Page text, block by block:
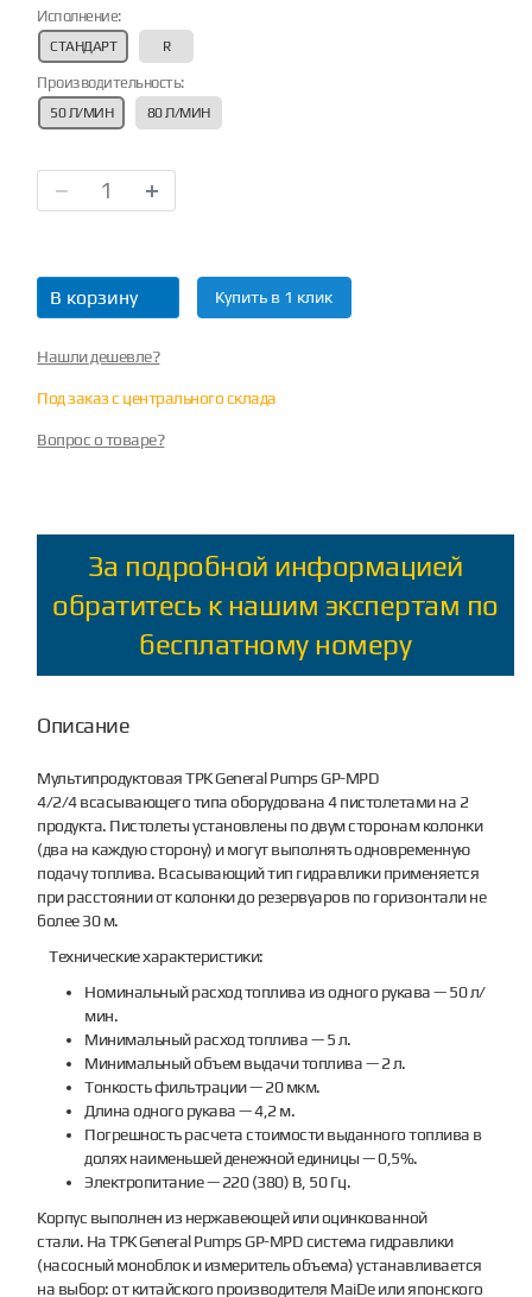
Исполнение:
СТАНДАРТ R
Производительность:
50 Л/МИН 80 Л/МИН
В корзину Купить в 1 клик
Нашли дешевле?
Под заказ с центрального склада
Вопрос о товаре?
За подробной информацией
обратитесь к нашим экспертам по
бесплатному номеру
Описание
Мультипродуктовая ТРК General Pumps GP-MPD
4/2/4 всасывающего типа оборудована 4 пистолетами на 2
продукта. Пистолеты установлены по двум сторонам колонки
(два на каждую сторону) и могут выполнять одновременную
подачу топлива. Всасывающий тип гидравлики применяется
при расстоянии от колонки до резервуаров по горизонтали не
более 30 м.
Технические характеристики:
Номинальный расход топлива из одного рукава — 50 л/
мин.
Минимальный расход топлива — 5 л.
Минимальный объем выдачи топлива — 2 л.
Тонкость фильтрации — 20 мкм.
Длина одного рукава — 4,2 м.
Погрешность расчета стоимости выданного топлива в
долях наименьшей денежной единицы — 0,5%.
Электропитание — 220 (380) В, 50 Гц.
Корпус выполнен из нержавеющей или оцинкованной
стали. На ТРК General Pumps GP-MPD система гидравлики
(насосный моноблок и измеритель объема) устанавливается
на выбор: от китайского производителя MaiDe или японского